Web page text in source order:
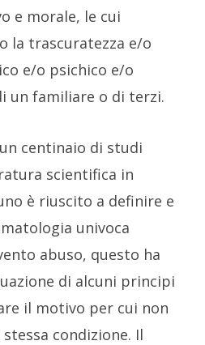
e morale, le cui
la trascuratezza e/o
e/o psichico e/o
un familiare o di terzi.
centinaio di studi
scientifica in
è riuscito a definire e
univoca
abuso, questo ha
di alcuni principi
il motivo per cui non
condizione. Il